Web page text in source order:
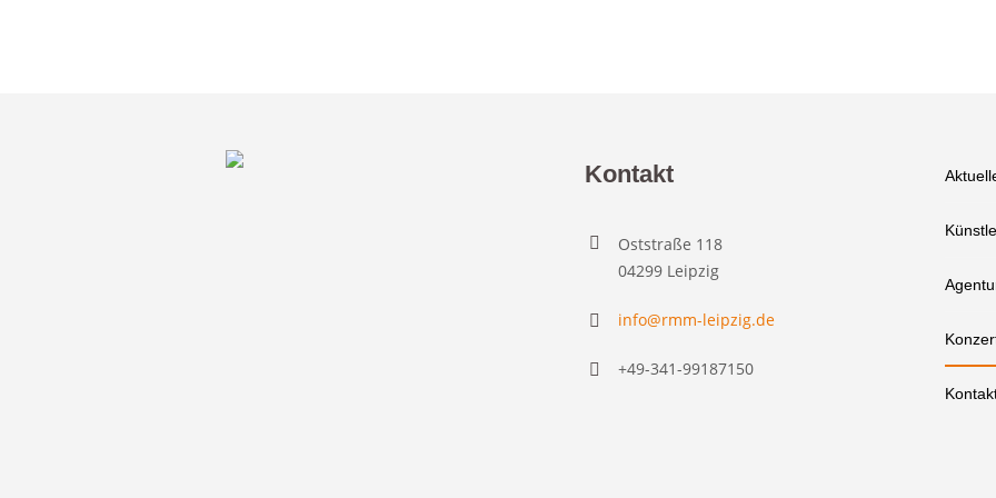
Kontakt
Oststraße 118
04299 Leipzig
info@rmm-leipzig.de
+49-341-99187150